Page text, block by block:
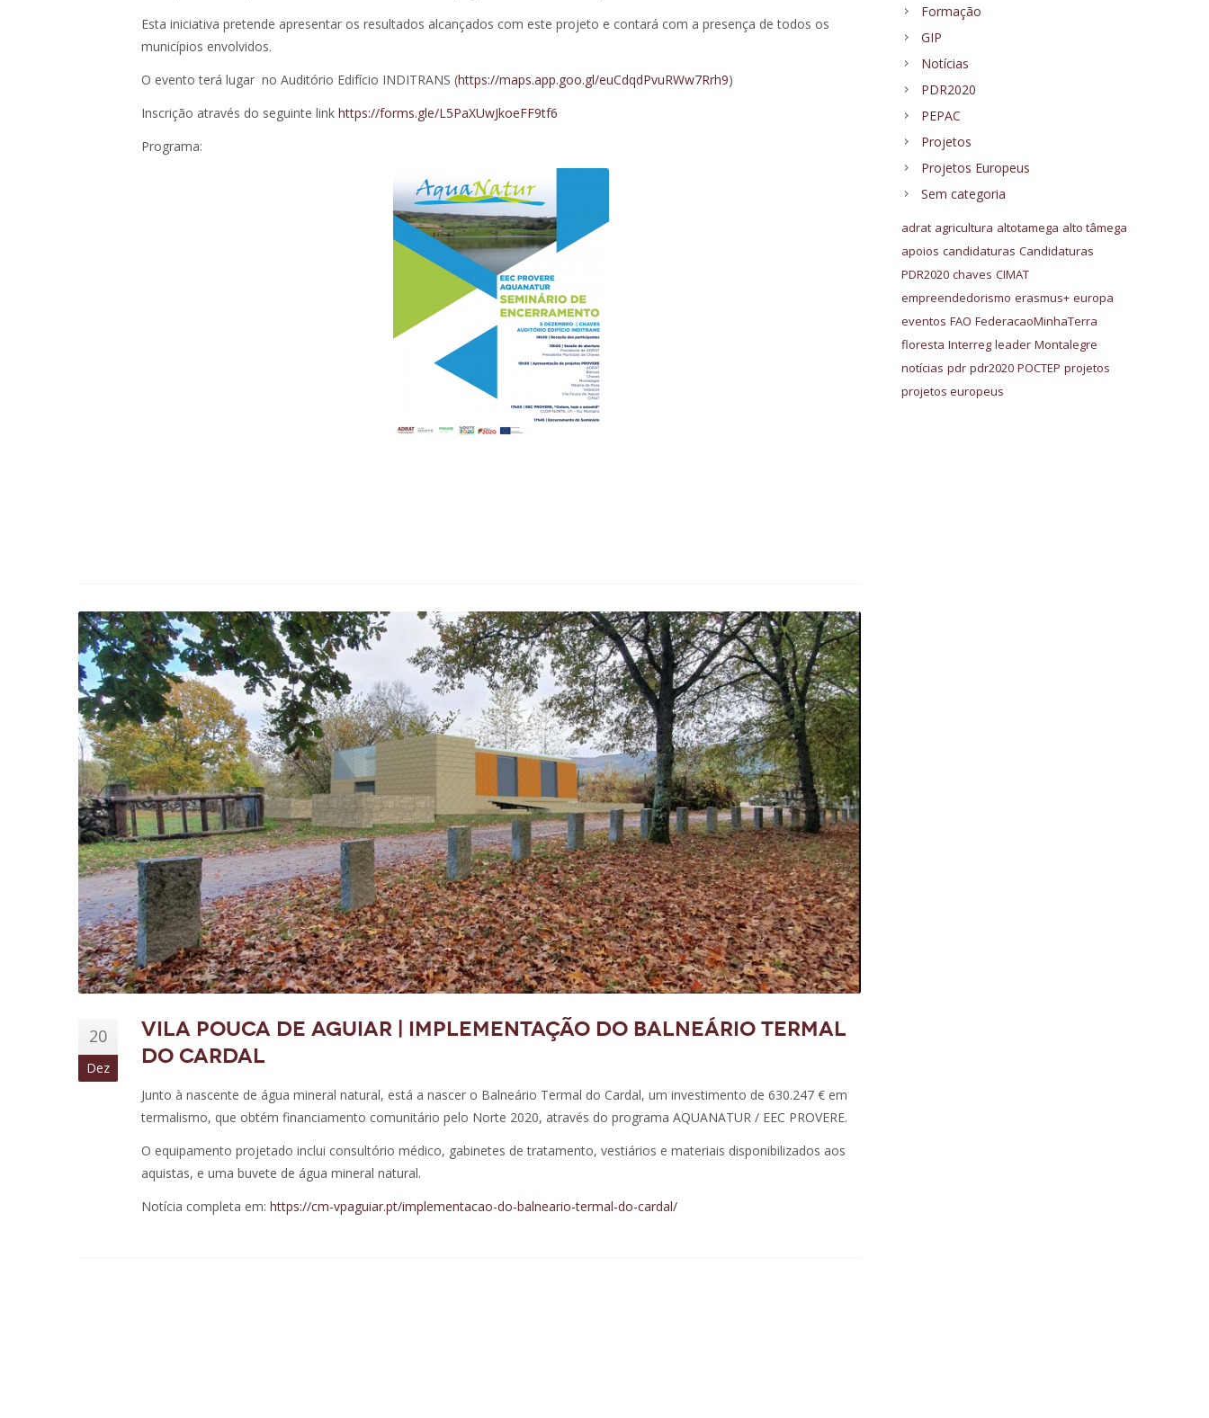
Esta iniciativa pretende apresentar os resultados alcançados com este projeto e contará com a presença de todos os
municípios envolvidos.
O evento terá lugar no Auditório Edifício INDITRANS (https://maps.app.goo.gl/euCdqdPvuRWw7Rrh9)
Inscrição através do seguinte link https://forms.gle/L5PaXUwJkoeFF9tf6
Programa:
20
Dez
Vila Pouca de Aguiar | Implementação do Balneário Termal
do Cardal
Junto à nascente de água mineral natural, está a nascer o Balneário Termal do Cardal, um investimento de 630.247 € em
termalismo, que obtém financiamento comunitário pelo Norte 2020, através do programa AQUANATUR / EEC PROVERE.
O equipamento projetado inclui consultório médico, gabinetes de tratamento, vestiários e materiais disponibilizados aos
aquistas, e uma buvete de água mineral natural.
Notícia completa em: https://cm-vpaguiar.pt/implementacao-do-balneario-termal-do-cardal/
Formação
GIP
Notícias
PDR2020
PEPAC
Projetos
Projetos Europeus
Sem categoria
adrat agricultura altotamega alto tâmega
apoios candidaturas Candidaturas
PDR2020 chaves CIMAT
empreendedorismo erasmus+ europa
eventos FAO FederacaoMinhaTerra
floresta Interreg leader Montalegre
notícias pdr pdr2020 POCTEP projetos
projetos europeus